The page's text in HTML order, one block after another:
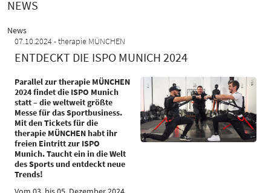
NEWS
News
07.10.2024 therapie MÜNCHEN
ENTDECKT DIE ISPO MUNICH 2024
Parallel zur therapie MÜNCHEN
2024 findet die ISPO Munich
statt – die weltweit größte
Messe für das Sportbusiness.
Mit den Tickets für die
therapie MÜNCHEN habt ihr
freien Eintritt zur ISPO
Munich. Taucht ein in die Welt
des Sports und entdeckt neue
Trends!